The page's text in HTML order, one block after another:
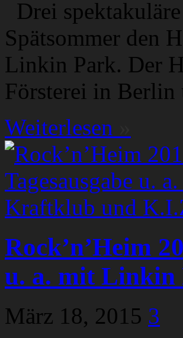
Drei
Spätsommer den
Linkin Park. Der
Försterei in Berlin
Weiterlesen
Rock’n’Heim
u. a. mit
März 18, 2015 3